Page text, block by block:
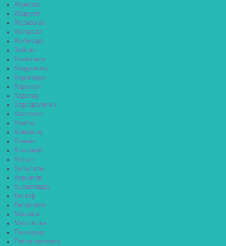
Жанатас
Жаркент
Жезказган
Жетысай
Житикара
Зайсан
Казалинск
Кандыагаш
Караганда
Каражал
Каратау
Каркаралинск
Каскелен
Кентау
Кокшетау
Конаев
Костанай
Косшы
Кульсары
Курчатов
Кызылорда
Ленгер
Лисаковск
Макинск
Мамлютка
Павлодар
Петропавловск